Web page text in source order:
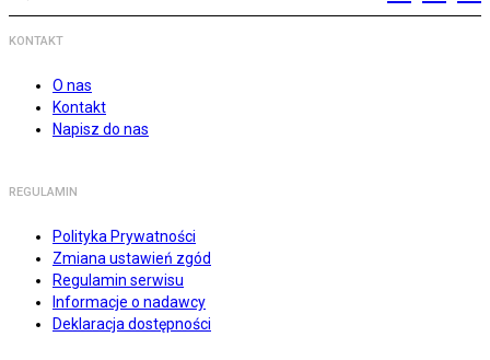
KONTAKT
O nas
Kontakt
Napisz do nas
REGULAMIN
Polityka Prywatności
Zmiana ustawień zgód
Regulamin serwisu
Informacje o nadawcy
Deklaracja dostępności